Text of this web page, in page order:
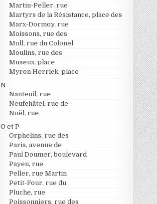
Martin-Peller, rue
Martyrs de la Résistance, place des
Marx-Dormoy, rue
Moissons, rue des
Moll, rue du Colonel
Moulins, rue des
Museux, place
Myron Herrick, place
N
Nanteuil, rue
Neufchâtel, rue de
Noël, rue
O et P
Orphelins, rue des
Paris, avenue de
Paul Doumer, boulevard
Payen, rue
Peller, rue Martin
Petit-Four, rue du
Pluche, rue
Poissonniers, rue des